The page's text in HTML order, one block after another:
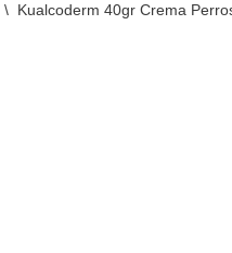
\ Kualcoderm 40gr Crema